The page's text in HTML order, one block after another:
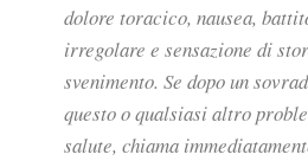
dolore toracico, nausea,
irregolare e sensazione di
svenimento. Se dopo un
questo o qualsiasi altro
salute, chiama